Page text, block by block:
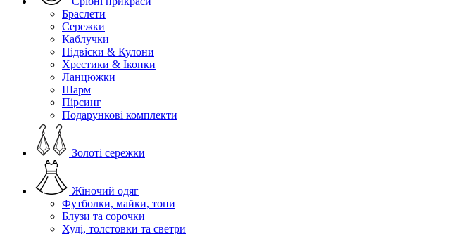
Браслети
Сережки
Каблучки
Підвіски & Кулони
Хрестики & Іконки
Ланцюжки
Шарм
Пірсинг
Подарункові комплекти
Золоті сережки
Жіночий одяг
Футболки, майки, топи
Блузи та сорочки
Худі, толстовки та светри